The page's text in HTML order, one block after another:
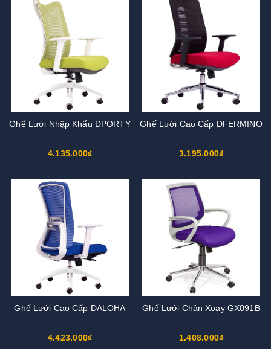
Ghế Lưới Nhập Khẩu DPORTY
4.135.000₫
Ghế Lưới Cao Cấp DFERMINO
3.195.000₫
Ghế Lưới Cao Cấp DALOHA
4.423.000₫
Ghế Lưới Chân Xoay GX091B
1.408.000₫